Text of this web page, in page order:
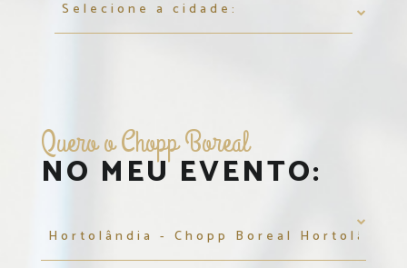
Quero o Chopp Boreal
NO MEU EVENTO: